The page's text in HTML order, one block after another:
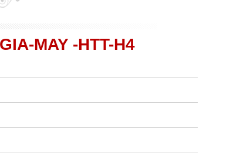
MAY -HTT-H4